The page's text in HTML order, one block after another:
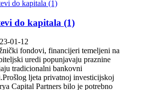
do kapitala (1)
01-12
fondovi, financijeri temeljeni na
uredi popunjavaju praznine
tradicionalni bankovni
ljeta privatnoj investicijskoj
Capital Partners bilo je potrebno